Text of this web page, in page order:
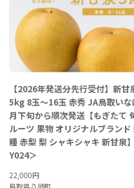
【2026年発送分先行受付】新甘
5kg 8玉～16玉 赤秀 JA鳥取いな
月下旬から順次発送【もぎたて
ルーツ 果物 オリジナルブランド
種 赤梨 梨 シャキシャキ 新甘泉
Y024＞
22,000円